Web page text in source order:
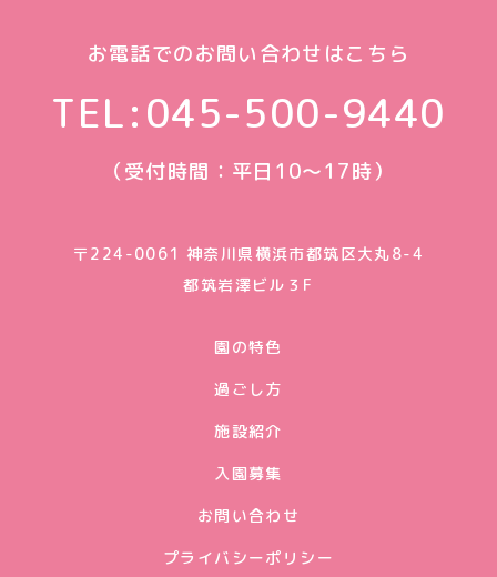
お電話でのお問い合わせはこちら
TEL:045-500-9440
（受付時間：平日10〜17時）
〒224-0061 神奈川県横浜市都筑区大丸8-4
都筑岩澤ビル３F
園の特色
過ごし方
施設紹介
入園募集
お問い合わせ
プライバシーポリシー